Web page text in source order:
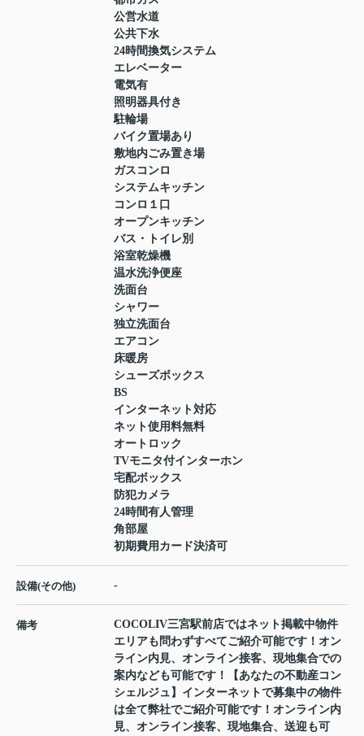
公営水道
公共下水
24時間換気システム
エレベーター
電気有
照明器具付き
駐輪場
バイク置場あり
敷地内ごみ置き場
ガスコンロ
システムキッチン
コンロ１口
オープンキッチン
バス・トイレ別
浴室乾燥機
温水洗浄便座
洗面台
シャワー
独立洗面台
エアコン
床暖房
シューズボックス
BS
インターネット対応
ネット使用料無料
オートロック
TVモニタ付インターホン
宅配ボックス
防犯カメラ
24時間有人管理
角部屋
初期費用カード決済可
設備(その他) -
備考
COCOLIV三宮駅前店ではネット掲載中物件
エリアも問わずすべてご紹介可能です！オン
ライン内見、オンライン接客、現地集合での
案内なども可能です！【あなたの不動産コン
シェルジュ】インターネットで募集中の物件
は全て弊社でご紹介可能です！オンライン内
見、オンライン接客、現地集合、送迎も可